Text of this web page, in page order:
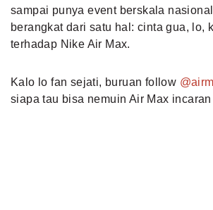
sampai punya event berskala
berangkat dari satu hal: cinta gua, lo,
terhadap Nike Air Max.
Kalo lo fan sejati, buruan follow
siapa tau bisa nemuin Air Max incaran